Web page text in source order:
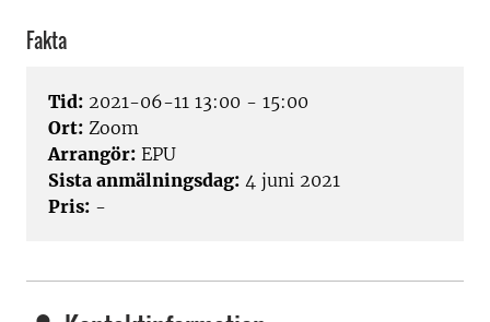
Fakta
Tid: 2021-06-11 13:00 - 15:00
Ort: Zoom
Arrangör: EPU
Sista anmälningsdag: 4 juni 2021
Pris: -